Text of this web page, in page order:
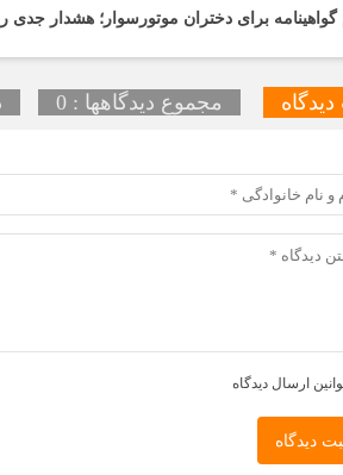
گواهینامه برای دختران موتورسوار؛ هشدار جدی
مجموع دیدگاهها : 0
ارسال دیدگاه
دیدگاه